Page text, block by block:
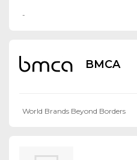
-
BMCA
World Brands Beyond Borders